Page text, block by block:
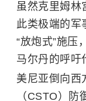
虽然克里姆林
此类极端的军
“放炮式”施压
马尔丹的呼吁
美尼亚倒向西
（CSTO）